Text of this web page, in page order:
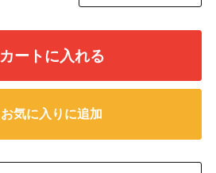
カートに入れる
お気に入りに追加